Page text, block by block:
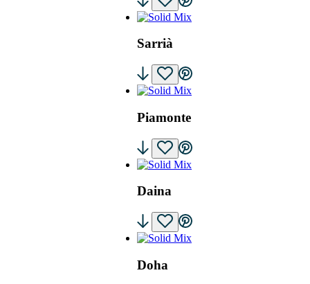
Sarrià
Piamonte
Daina
Doha